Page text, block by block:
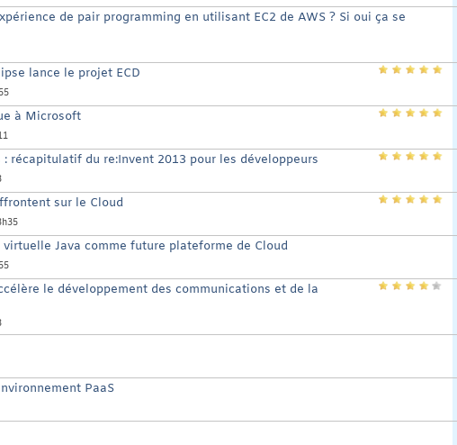
de pair programming en utilisant EC2 de AWS ? Si oui ça se
lance le projet ECD
à Microsoft
: récapitulatif du re:Invent 2013 pour les développeurs
sur le Cloud
Java comme future plateforme de Cloud
le développement des communications et de la
PaaS